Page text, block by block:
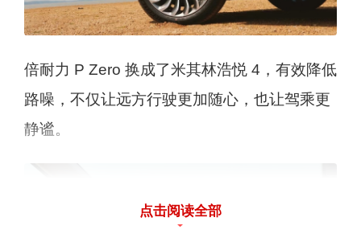
倍耐力 P Zero 换成了米其林浩悦 4，有效降低
路噪，不仅让远方行驶更加随心，也让驾乘更
静谧。
点击阅读全部